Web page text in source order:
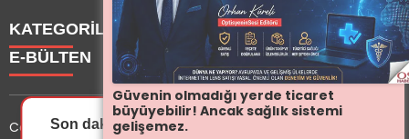
KATEGORİLER
Haberler
Yazarlarımız
Etkinlik
E-BÜLTEN
Copyright © 2025 OptisyeninSesi Tüm Hakları Saklıdır.
Son dakika gelişmelerinden ilk sen haberdar ol.
Güvenin olmadığı yerde ticaret
büyüyebilir! Ancak sağlık sistemi
gelişemez.